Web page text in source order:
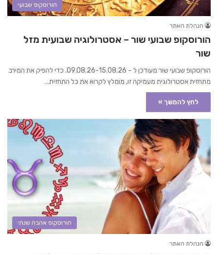
הורוסקופ שבועי
הנהלת האתר
הורוסקופ שבועי שור – אסטרולוגיה שבועית מזל
שור
הורוסקופ שבועי שור מעודכן ל – 09.08.26-15.08.26. כדי להפיק את המירב
מתחזית אסטרולוגית מעמיקה זו, מומלץ לקרוא את כל התחזית…
לחץ להמשך »
הורוסקופ אהבה שנתי
הנהלת האתר